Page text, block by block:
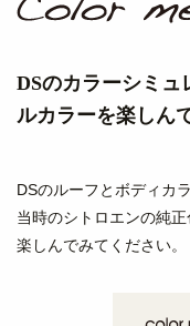
DSのカラーシミュ
ルカラーを楽しんで
DSのルーフとボディカ
当時のシトロエンの純正
楽しんでみてください。